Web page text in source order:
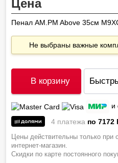
Цена
Пенал AM.PM Above 35см
Не выбраны важные
В корзину
и
4 платежа по 7172
Цены действительны только при
интернет-магазин.
Скидки по карте постоянного